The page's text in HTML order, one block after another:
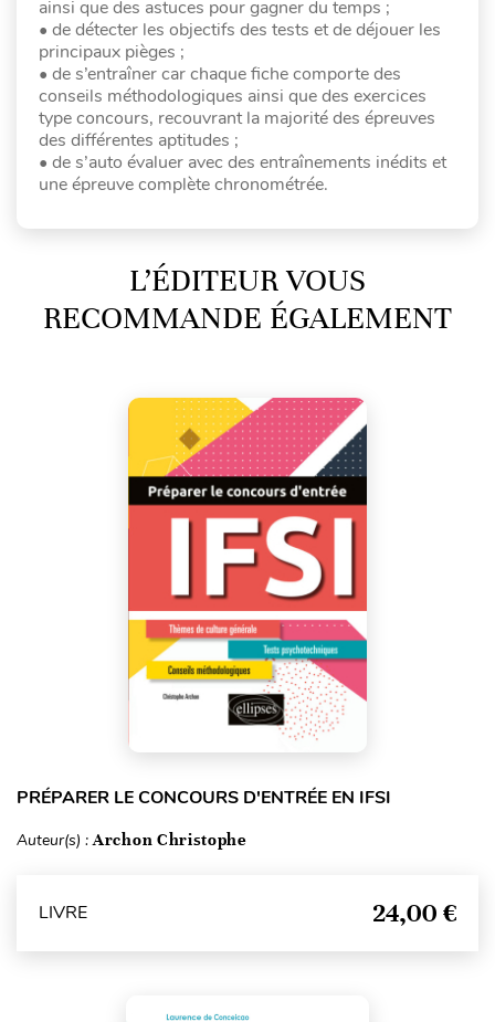
ainsi que des astuces pour gagner du temps ;
• de détecter les objectifs des tests et de déjouer les
principaux pièges ;
• de s’entraîner car chaque fiche comporte des
conseils méthodologiques ainsi que des exercices
type concours, recouvrant la majorité des épreuves
des différentes aptitudes ;
• de s’auto évaluer avec des entraînements inédits et
une épreuve complète chronométrée.
L’ÉDITEUR VOUS
RECOMMANDE ÉGALEMENT
PRÉPARER LE CONCOURS D'ENTRÉE EN IFSI
Auteur(s) :Archon Christophe
LIVRE 24,00 €